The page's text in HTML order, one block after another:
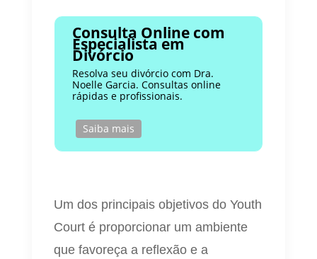
Consulta Online com
Especialista em
Divórcio
Resolva seu divórcio com Dra.
Noelle Garcia. Consultas online
rápidas e profissionais.
Saiba mais
Um dos principais objetivos do Youth
Court é proporcionar um ambiente
que favoreça a reflexão e a